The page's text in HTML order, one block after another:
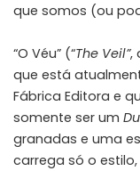
que somos (ou
“O Véu” (“The Veil”,
que está
Fábrica Editora e
somente ser um
granadas e uma
carrega só o